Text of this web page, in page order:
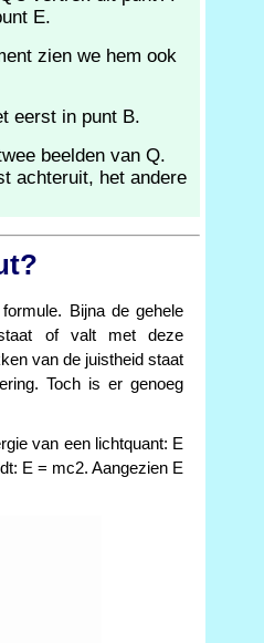
E.
zien we hem ook
eerst in punt B.
beelden van Q.
achteruit, het andere
Bijna de gehele
of valt met deze
van de juistheid staat
Toch is er genoeg
van een lichtquant: E
E = mc2. Aangezien E